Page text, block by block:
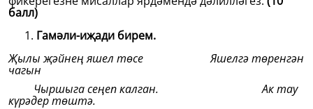
балл)
Гамәли-иҗади бирем.
Җылы җәйнең яшел төсе Яшелгә төренгән
чагын
Чыршыга сеңеп калган. Ак тау
күрәдер төштә.